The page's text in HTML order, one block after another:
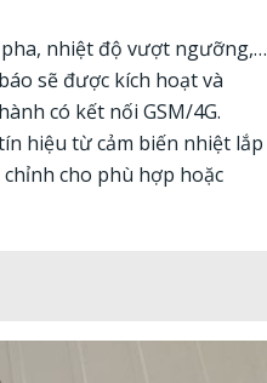
nhiệt độ vượt ngưỡng,…
sẽ được kích hoạt và
có kết nối GSM/4G.
hiệu từ cảm biến nhiệt lắp
cho phù hợp hoặc